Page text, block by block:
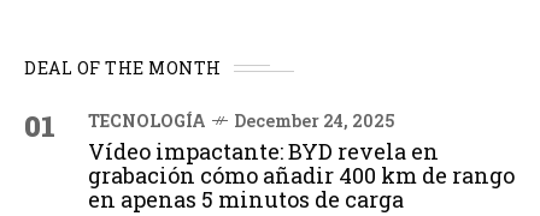
DEAL OF THE MONTH
01 TECNOLOGÍA December 24, 2025
Vídeo impactante: BYD revela en
grabación cómo añadir 400 km de rango
en apenas 5 minutos de carga